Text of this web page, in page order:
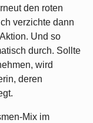
den roten
verzichte dann
Und so
durch. Sollte
wird
deren
Mix im